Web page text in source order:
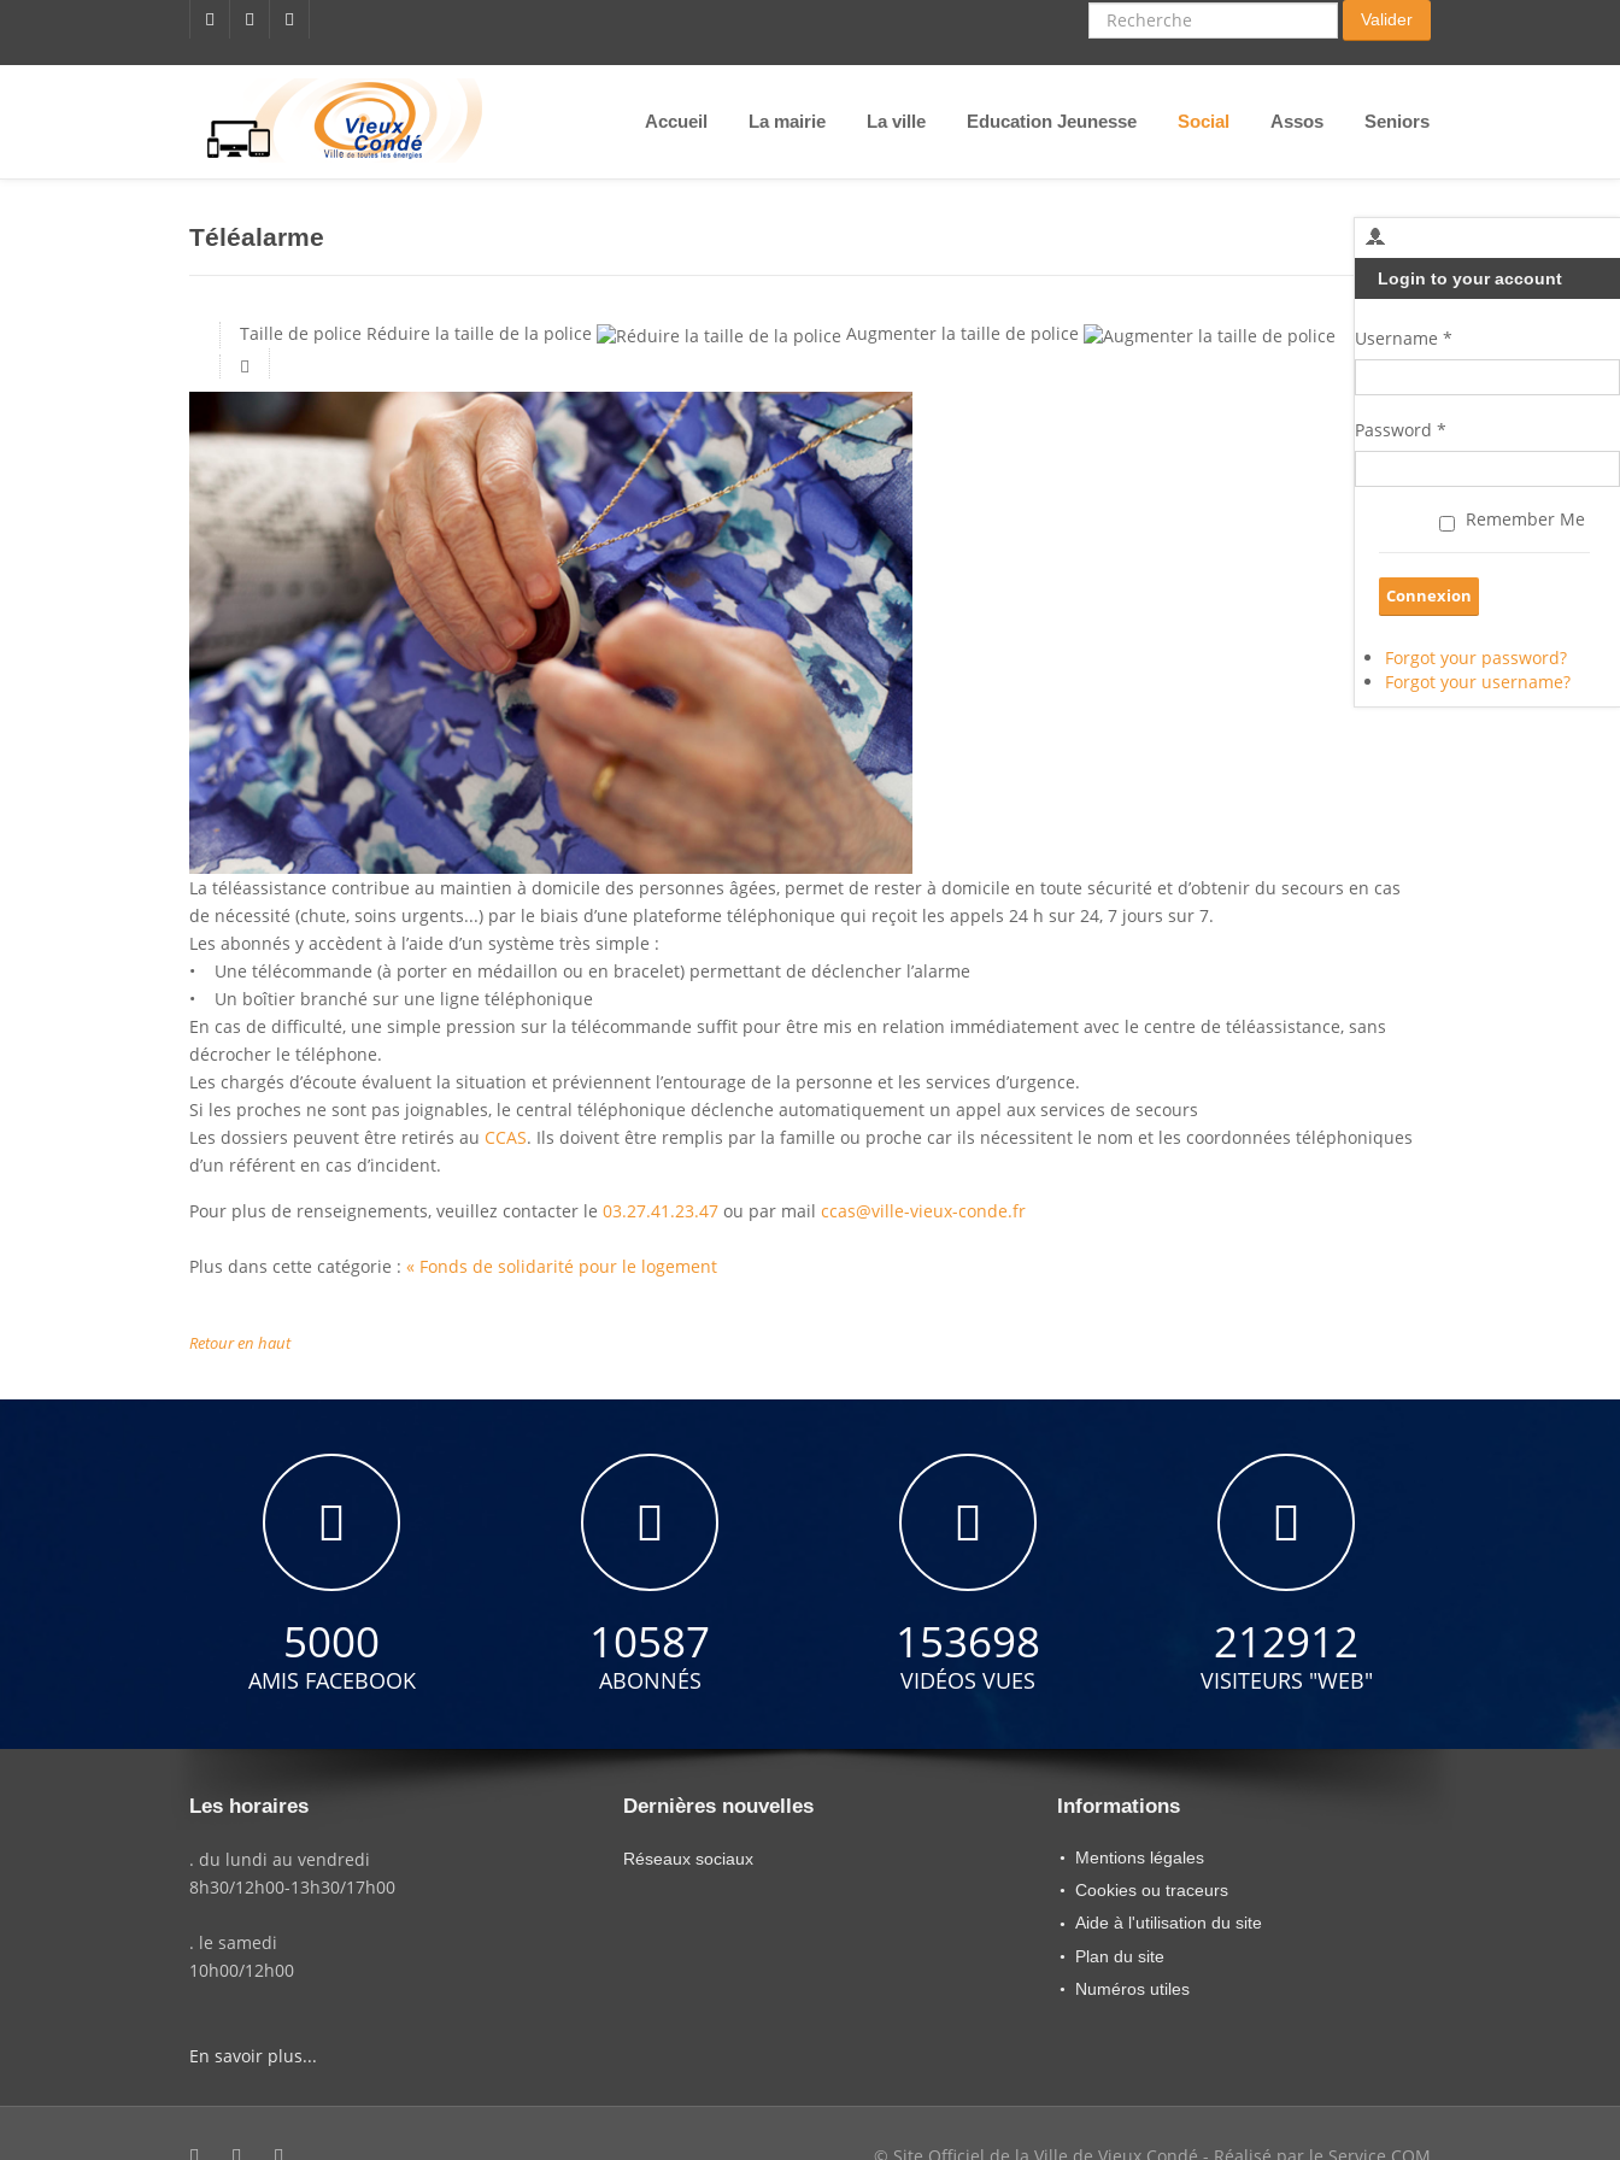
Recherche Valider
Accueil La mairie La ville Education Jeunesse Social Assos Seniors
Login to your account
Username *
Password *
Remember Me
Forgot your password?
Forgot your username?
Téléalarme
Taille de police Réduire la taille de la police Augmenter la taille de police
La téléassistance contribue au maintien à domicile des personnes âgées, permet de rester à domicile en toute sécurité et d’obtenir du secours en cas
de nécessité (chute, soins urgents...) par le biais d’une plateforme téléphonique qui reçoit les appels 24 h sur 24, 7 jours sur 7.
Les abonnés y accèdent à l’aide d’un système très simple :
• Une télécommande (à porter en médaillon ou en bracelet) permettant de déclencher l’alarme
• Un boîtier branché sur une ligne téléphonique
En cas de difficulté, une simple pression sur la télécommande suffit pour être mis en relation immédiatement avec le centre de téléassistance, sans
décrocher le téléphone.
Les chargés d’écoute évaluent la situation et préviennent l’entourage de la personne et les services d’urgence.
Si les proches ne sont pas joignables, le central téléphonique déclenche automatiquement un appel aux services de secours
Les dossiers peuvent être retirés au CCAS. Ils doivent être remplis par la famille ou proche car ils nécessitent le nom et les coordonnées téléphoniques
d’un référent en cas d’incident.
Pour plus de renseignements, veuillez contacter le 03.27.41.23.47 ou par mail ccas@ville-vieux-conde.fr
Plus dans cette catégorie : « Fonds de solidarité pour le logement
Retour en haut
5000
AMIS FACEBOOK
10587
ABONNÉS
153698
VIDÉOS VUES
212912
VISITEURS "WEB"
Les horaires
. du lundi au vendredi
8h30/12h00-13h30/17h00
. le samedi
10h00/12h00
En savoir plus...
Dernières nouvelles
Réseaux sociaux
Informations
Mentions légales
Cookies ou traceurs
Aide à l'utilisation du site
Plan du site
Numéros utiles
© Site Officiel de la Ville de Vieux Condé - Réalisé par le Service COM